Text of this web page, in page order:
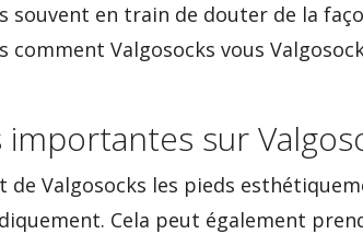
souvent en train de douter de la
Valgosocks vous
sur
de Valgosocks les pieds
Cela peut également